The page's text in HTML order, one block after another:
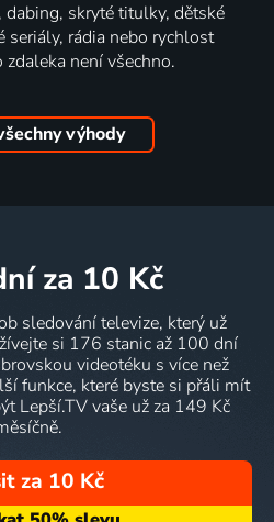
skryté titulky, dětské
seriály, rádia nebo rychlost
zdaleka není všechno.
výhody
za 10 Kč
sledování televize, který už
si 176 stanic až 100 dní
videotéku s více než
funkce, které byste si přáli mít
Lepší.TV vaše už za 149 Kč
za 10 Kč